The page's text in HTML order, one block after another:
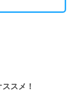
スメ！